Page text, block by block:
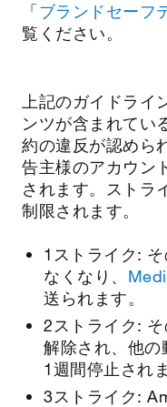
「ブランドセーフ
覧ください。
上記のガイドライ
ンツが含まれてい
約の違反が認めら
告主様のアカウン
されます。ストラ
制限されます。
1ストライク:
なくなり、
送られます。
2ストライク:
解除され、他の
1週間停止されま
3ストライク: